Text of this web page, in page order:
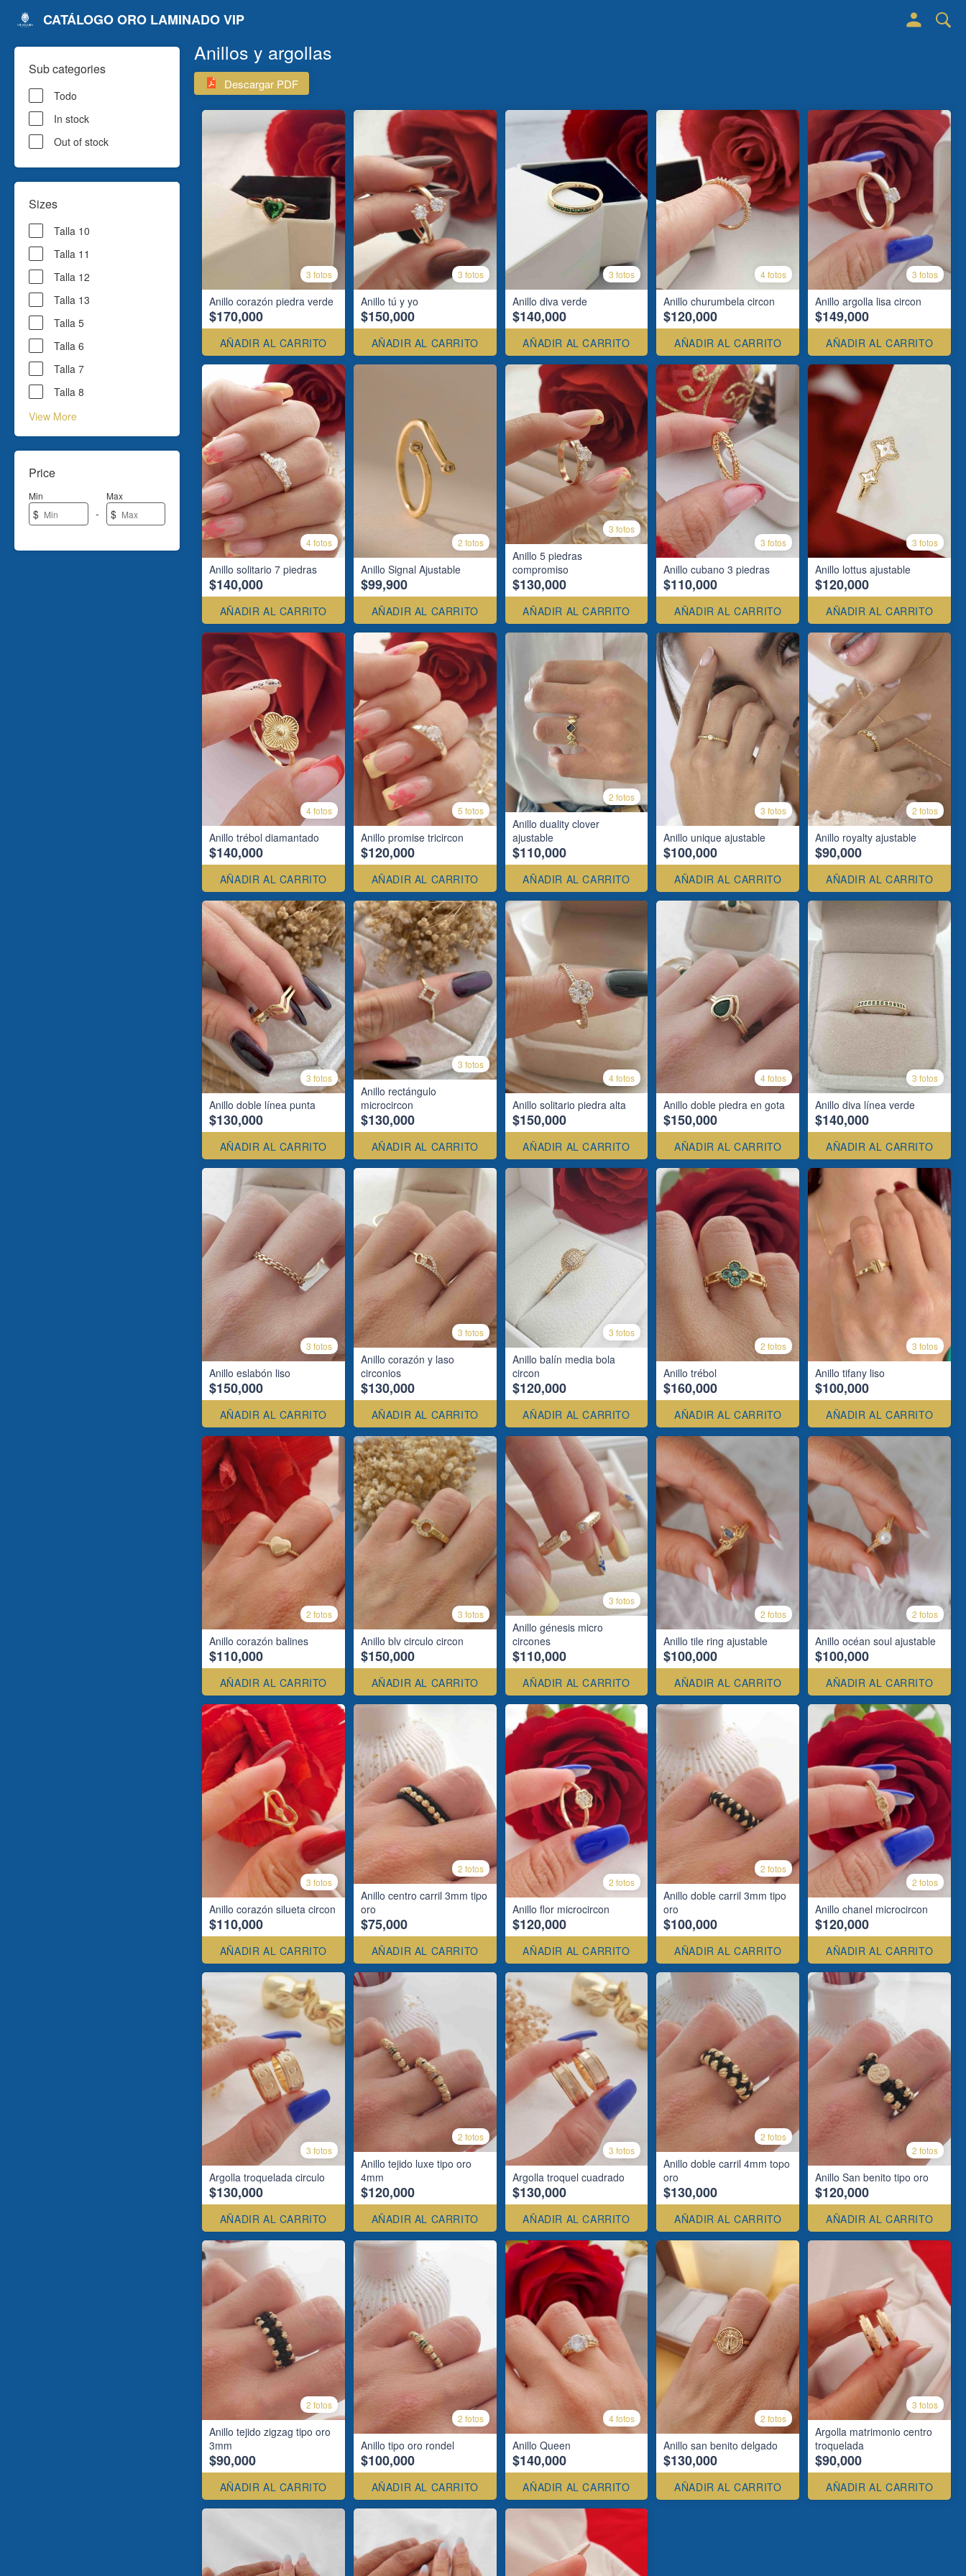
CATÁLOGO ORO LAMINADO VIP
Sub categories
Todo
In stock
Out of stock
Sizes
Talla 10
Talla 11
Talla 12
Talla 13
Talla 5
Talla 6
Talla 7
Talla 8
View More
Price
Min
$ -
Max
$
Anillos y argollas
Descargar PDF
3 fotos
Anillo corazón piedra verde
$170,000
AÑADIR AL CARRITO
3 fotos
Anillo tú y yo
$150,000
AÑADIR AL CARRITO
3 fotos
Anillo diva verde
$140,000
AÑADIR AL CARRITO
4 fotos
Anillo churumbela circon
$120,000
AÑADIR AL CARRITO
3 fotos
Anillo argolla lisa circon
$149,000
AÑADIR AL CARRITO
4 fotos
Anillo solitario 7 piedras
$140,000
AÑADIR AL CARRITO
2 fotos
Anillo Signal Ajustable
$99,900
AÑADIR AL CARRITO
3 fotos
Anillo 5 piedras
compromiso
$130,000
AÑADIR AL CARRITO
3 fotos
Anillo cubano 3 piedras
$110,000
AÑADIR AL CARRITO
3 fotos
Anillo lottus ajustable
$120,000
AÑADIR AL CARRITO
4 fotos
Anillo trébol diamantado
$140,000
AÑADIR AL CARRITO
5 fotos
Anillo promise tricircon
$120,000
AÑADIR AL CARRITO
2 fotos
Anillo duality clover
ajustable
$110,000
AÑADIR AL CARRITO
3 fotos
Anillo unique ajustable
$100,000
AÑADIR AL CARRITO
2 fotos
Anillo royalty ajustable
$90,000
AÑADIR AL CARRITO
3 fotos
Anillo doble línea punta
$130,000
AÑADIR AL CARRITO
3 fotos
Anillo rectángulo
microcircon
$130,000
AÑADIR AL CARRITO
4 fotos
Anillo solitario piedra alta
$150,000
AÑADIR AL CARRITO
4 fotos
Anillo doble piedra en gota
$150,000
AÑADIR AL CARRITO
3 fotos
Anillo diva línea verde
$140,000
AÑADIR AL CARRITO
3 fotos
Anillo eslabón liso
$150,000
AÑADIR AL CARRITO
3 fotos
Anillo corazón y laso
circonios
$130,000
AÑADIR AL CARRITO
3 fotos
Anillo balín media bola
circon
$120,000
AÑADIR AL CARRITO
2 fotos
Anillo trébol
$160,000
AÑADIR AL CARRITO
3 fotos
Anillo tifany liso
$100,000
AÑADIR AL CARRITO
2 fotos
Anillo corazón balines
$110,000
AÑADIR AL CARRITO
3 fotos
Anillo blv circulo circon
$150,000
AÑADIR AL CARRITO
3 fotos
Anillo génesis micro
circones
$110,000
AÑADIR AL CARRITO
2 fotos
Anillo tile ring ajustable
$100,000
AÑADIR AL CARRITO
2 fotos
Anillo océan soul ajustable
$100,000
AÑADIR AL CARRITO
3 fotos
Anillo corazón silueta circon
$110,000
AÑADIR AL CARRITO
2 fotos
Anillo centro carril 3mm tipo
oro
$75,000
AÑADIR AL CARRITO
2 fotos
Anillo flor microcircon
$120,000
AÑADIR AL CARRITO
2 fotos
Anillo doble carril 3mm tipo
oro
$100,000
AÑADIR AL CARRITO
2 fotos
Anillo chanel microcircon
$120,000
AÑADIR AL CARRITO
3 fotos
Argolla troquelada circulo
$130,000
AÑADIR AL CARRITO
2 fotos
Anillo tejido luxe tipo oro
4mm
$120,000
AÑADIR AL CARRITO
3 fotos
Argolla troquel cuadrado
$130,000
AÑADIR AL CARRITO
2 fotos
Anillo doble carril 4mm topo
oro
$130,000
AÑADIR AL CARRITO
2 fotos
Anillo San benito tipo oro
$120,000
AÑADIR AL CARRITO
2 fotos
Anillo tejido zigzag tipo oro
3mm
$90,000
AÑADIR AL CARRITO
2 fotos
Anillo tipo oro rondel
$100,000
AÑADIR AL CARRITO
4 fotos
Anillo Queen
$140,000
AÑADIR AL CARRITO
2 fotos
Anillo san benito delgado
$130,000
AÑADIR AL CARRITO
3 fotos
Argolla matrimonio centro
troquelada
$90,000
AÑADIR AL CARRITO